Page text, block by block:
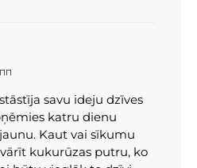
savu ideju dzīves
katru dienu
Kaut vai sīkumu
kukurūzas putru, ko